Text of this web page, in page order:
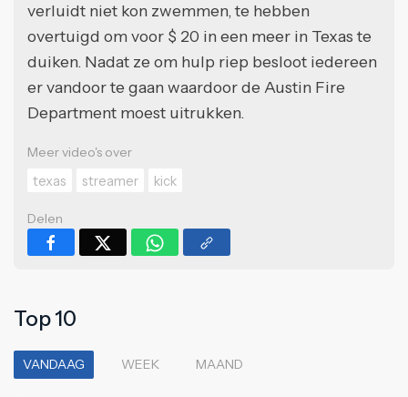
verluidt niet kon zwemmen, te hebben
overtuigd om voor $ 20 in een meer in Texas te
duiken. Nadat ze om hulp riep besloot iedereen
er vandoor te gaan waardoor de Austin Fire
Department moest uitrukken.
Meer video's over
texas
streamer kick
Delen
Top 10
VANDAAG WEEK MAAND